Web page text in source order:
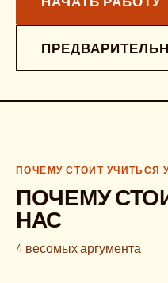
ПОЧЕМУ СТОИТ УЧИТЬСЯ
ПОЧЕМУ
НАС
4 весомых аргумента